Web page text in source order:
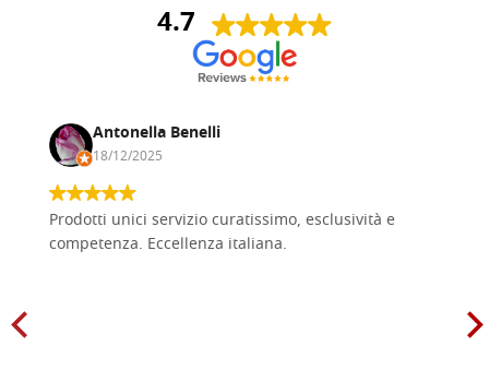
4.7
Antonella Benelli
18/12/2025
Prodotti unici servizio curatissimo, esclusività e
competenza. Eccellenza italiana.